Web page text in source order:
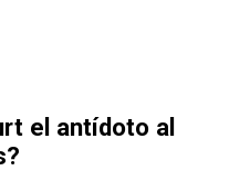
el antídoto al